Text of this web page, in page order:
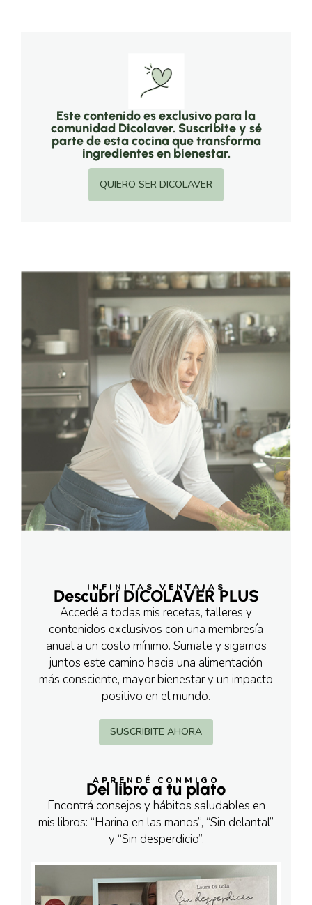
Este contenido es exclusivo para la
comunidad Dicolaver. Suscribite y sé
parte de esta cocina que transforma
ingredientes en bienestar.
QUIERO SER DICOLAVER
INFINITAS VENTAJAS
Descubrí DICOLAVER PLUS
Accedé a todas mis recetas, talleres y
contenidos exclusivos con una membresía
anual a un costo mínimo. Sumate y sigamos
juntos este camino hacia una alimentación
más consciente, mayor bienestar y un impacto
positivo en el mundo.
SUSCRIBITE AHORA
APRENDÉ CONMIGO
Del libro a tu plato
Encontrá consejos y hábitos saludables en
mis libros: “Harina en las manos”, “Sin delantal”
y “Sin desperdicio”.